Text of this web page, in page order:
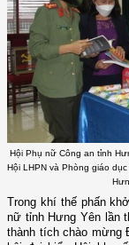
Hội Phụ nữ Công an tỉnh
Hội LHPN và Phòng giáo
Trong khí thế phấn
nữ tỉnh Hưng Yên lần
thành tích chào mừng